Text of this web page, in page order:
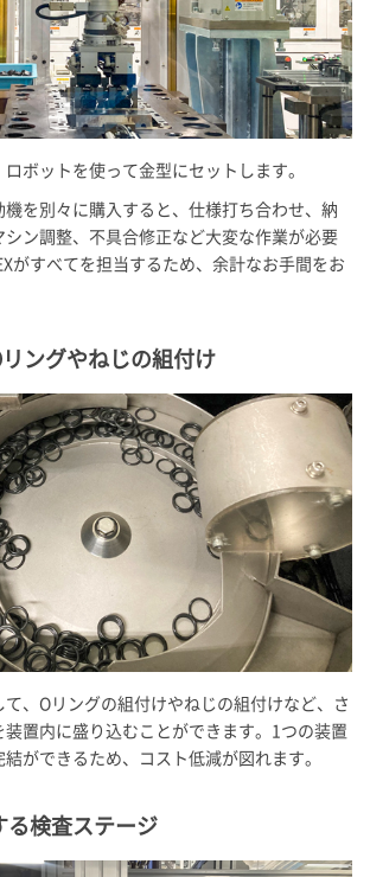
ボットを使って金型にセットします。
を別々に購入すると、仕様打ち合わせ、納
ン調整、不具合修正など大変な作業が必要
がすべてを担当するため、余計なお手間をお
ングやねじの組付け
、Oリングの組付けやねじの組付けなど、さ
装置内に盛り込むことができます。1つの装置
ができるため、コスト低減が図れます。
る検査ステージ